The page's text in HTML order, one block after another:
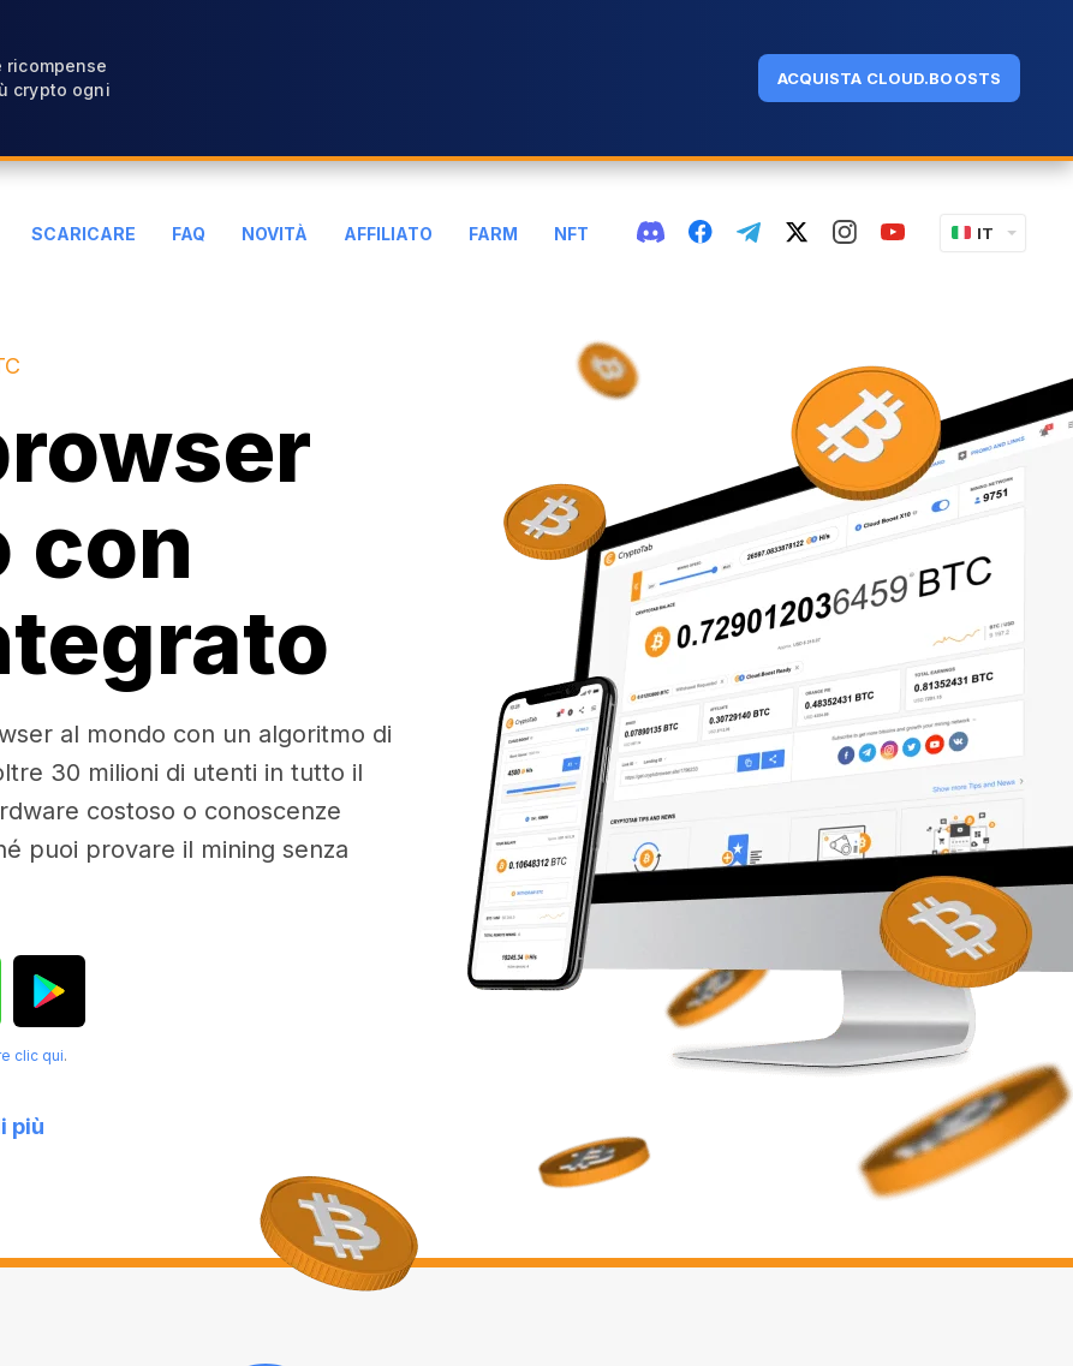
ricompense
crypto ogni
ACQUISTA CLOUD.BOOSTS
SCARICARE FAQ NOVITÀ AFFILIATO FARM NFT IT
con
al mondo con un algoritmo di
30 milioni di utenti in tutto il
costoso o conoscenze
puoi provare il mining senza
clic qui.
più